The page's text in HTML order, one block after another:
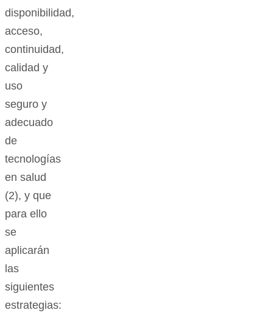
disponibilidad,
acceso,
continuidad,
calidad y
uso
seguro y
adecuado
de
tecnologías
en salud
(2), y que
para ello
se
aplicarán
las
siguientes
estrategias: